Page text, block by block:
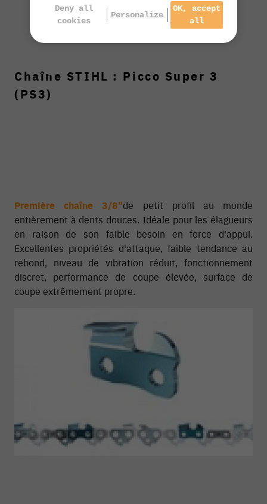
Chaîne STIHL : Picco Super 3
(PS3)
Première chaîne 3/8"de petit profil au monde
entièrement à dents douces. Idéale pour les élagueurs
en raison de son faible besoin en force d'appui.
Excellentes propriétés d'attaque, faible tendance au
rebond, niveau de vibration réduit, fonctionnement
discret, performance de coupe élevée, surface de
coupe extrêmement propre.
Deny all
cookies
Personalize
OK, accept
all